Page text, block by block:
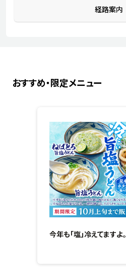
経路案内
おすすめ・限定メニュー
今年も「塩」冷えてますよ。